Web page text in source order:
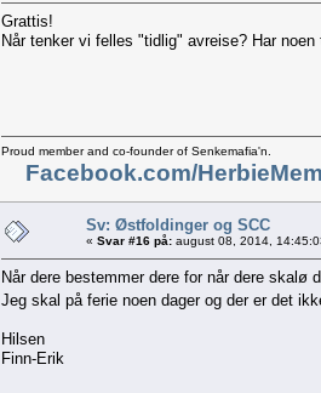
Grattis!
Når tenker vi felles "tidlig" avreise? Har
Proud member and co-founder of Senkemafia'n.
Facebook.com/
Sv: Østfoldinger og SCC
« Svar #16 på: august 08, 2014,
Når dere bestemmer dere for når dere
Jeg skal på ferie noen dager og der er det
Hilsen
Finn-Erik